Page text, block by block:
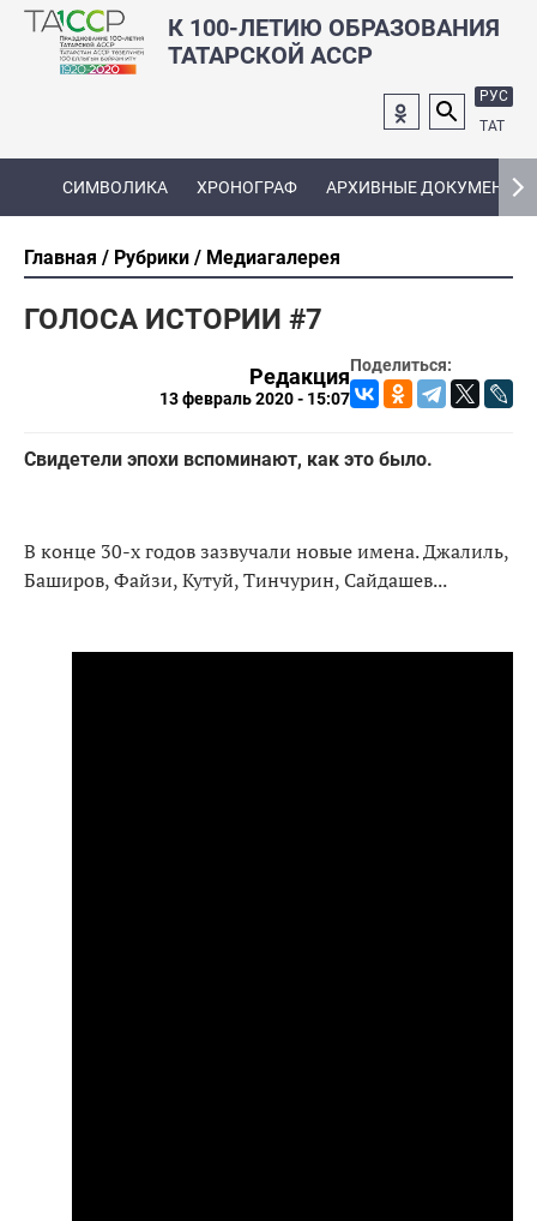
К 100-ЛЕТИЮ ОБРАЗОВАНИЯ
ТАТАРСКОЙ АССР
РУС
ТАТ
СИМВОЛИКА ХРОНОГРАФ АРХИВНЫЕ ДОКУМЕНТЫ
Главная Рубрики Медиагалерея
ГОЛОСА ИСТОРИИ #7
Поделиться:
Редакция
13 февраль 2020 - 15:07
Свидетели эпохи вспоминают, как это было.
В конце 30-х годов зазвучали новые имена. Джалиль,
Баширов, Файзи, Кутуй, Тинчурин, Сайдашев...